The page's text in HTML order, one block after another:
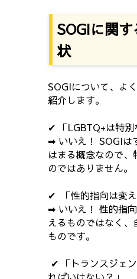
SOGIに関
状
SOGIについて、よ
紹介します。
✔ 「LGBTQ+は特別
➡ いいえ！ SOGIは
はまる概念なので、
のではありません。
✔ 「性的指向は変え
➡ いいえ！ 性的指
えるものではなく、
ものです。
✔ 「トランスジェ